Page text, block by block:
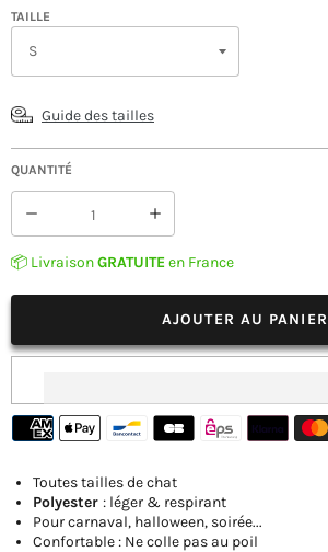
UNITAIRE
TAILLE
Guide des tailles
QUANTITÉ
Réduire
la
quantité
Déguisement
Halloween
Augmenter
la
quantité
Déguisement
Chat
Halloween
📦 LivraisonGRATUITEen France
AJOUTER AU PANIER
Toutes tailles de chat
Polyester : léger & respirant
Pour carnaval, halloween, soirée...
Confortable : Ne colle pas au poil